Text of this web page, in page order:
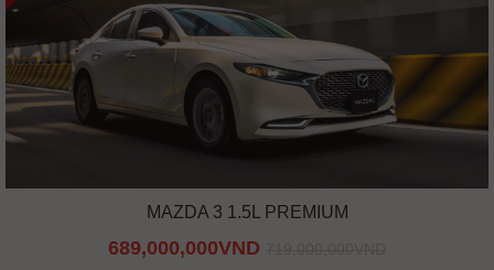
MAZDA 3 1.5L PREMIUM
689,000,000VND